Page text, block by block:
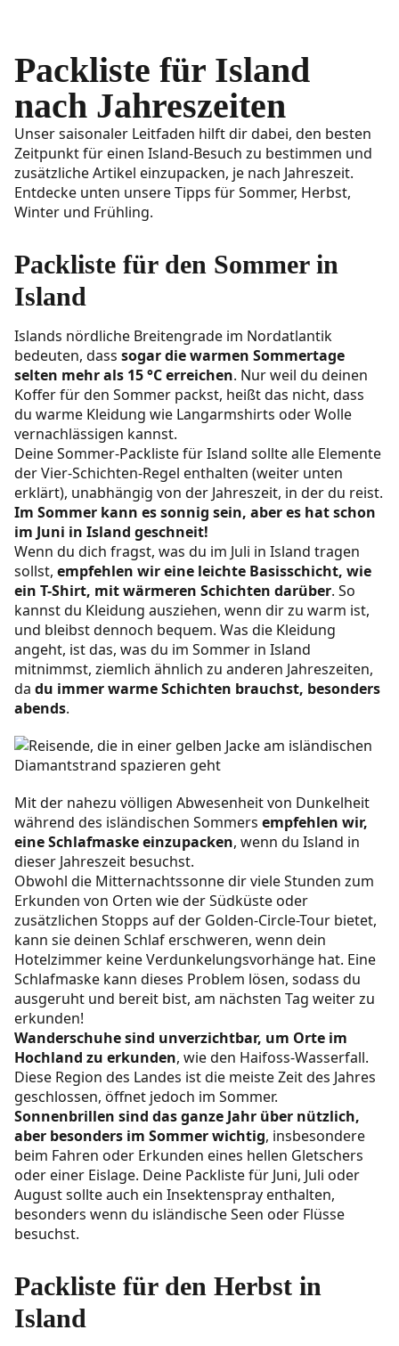
Packliste für Island
nach Jahreszeiten
Unser saisonaler Leitfaden hilft dir dabei, den besten
Zeitpunkt für einen Island-Besuch zu bestimmen und
zusätzliche Artikel einzupacken, je nach Jahreszeit.
Entdecke unten unsere Tipps für Sommer, Herbst,
Winter und Frühling.
Packliste für den Sommer in
Island
Islands nördliche Breitengrade im Nordatlantik
bedeuten, dass sogar die warmen Sommertage
selten mehr als 15 °C erreichen. Nur weil du deinen
Koffer für den Sommer packst, heißt das nicht, dass
du warme Kleidung wie Langarmshirts oder Wolle
vernachlässigen kannst.
Deine Sommer-Packliste für Island sollte alle Elemente
der Vier-Schichten-Regel enthalten (weiter unten
erklärt), unabhängig von der Jahreszeit, in der du reist.
Im Sommer kann es sonnig sein, aber es hat schon
im Juni in Island geschneit!
Wenn du dich fragst, was du im Juli in Island tragen
sollst, empfehlen wir eine leichte Basisschicht, wie
ein T-Shirt, mit wärmeren Schichten darüber. So
kannst du Kleidung ausziehen, wenn dir zu warm ist,
und bleibst dennoch bequem. Was die Kleidung
angeht, ist das, was du im Sommer in Island
mitnimmst, ziemlich ähnlich zu anderen Jahreszeiten,
da du immer warme Schichten brauchst, besonders
abends.
Mit der nahezu völligen Abwesenheit von Dunkelheit
während des isländischen Sommers empfehlen wir,
eine Schlafmaske einzupacken, wenn du Island in
dieser Jahreszeit besuchst.
Obwohl die Mitternachtssonne dir viele Stunden zum
Erkunden von Orten wie der Südküste oder
zusätzlichen Stopps auf der Golden-Circle-Tour bietet,
kann sie deinen Schlaf erschweren, wenn dein
Hotelzimmer keine Verdunkelungsvorhänge hat. Eine
Schlafmaske kann dieses Problem lösen, sodass du
ausgeruht und bereit bist, am nächsten Tag weiter zu
erkunden!
Wanderschuhe sind unverzichtbar, um Orte im
Hochland zu erkunden, wie den Haifoss-Wasserfall.
Diese Region des Landes ist die meiste Zeit des Jahres
geschlossen, öffnet jedoch im Sommer.
Sonnenbrillen sind das ganze Jahr über nützlich,
aber besonders im Sommer wichtig, insbesondere
beim Fahren oder Erkunden eines hellen Gletschers
oder einer Eislage. Deine Packliste für Juni, Juli oder
August sollte auch ein Insektenspray enthalten,
besonders wenn du isländische Seen oder Flüsse
besuchst.
Packliste für den Herbst in
Island